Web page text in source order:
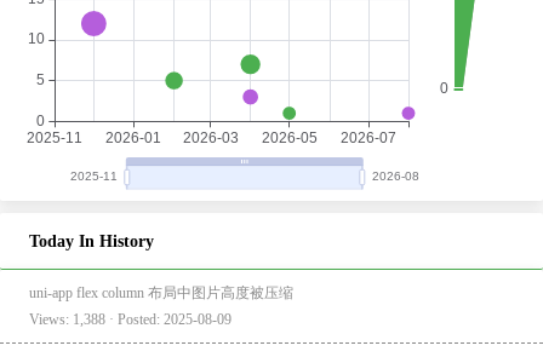
Today In History
uni-app flex column 布局中图片高度被压缩
Views: 1,388 · Posted: 2025-08-09